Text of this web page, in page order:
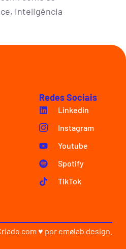
inteligência
Redes Sociais
Linkedin
Instagram
Youtube
Spotify
TikTok
com ♥ por emølab design